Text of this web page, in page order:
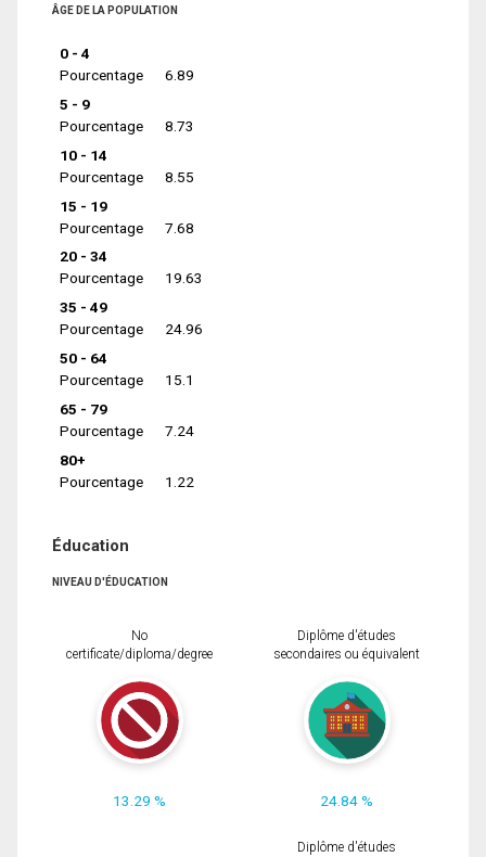
ÂGE DE LA POPULATION
0 - 4
Pourcentage
6.89
5 - 9
Pourcentage
8.73
10 - 14
Pourcentage
8.55
15 - 19
Pourcentage
7.68
20 - 34
Pourcentage
19.63
35 - 49
Pourcentage
24.96
50 - 64
Pourcentage
15.1
65 - 79
Pourcentage
7.24
80+
Pourcentage
1.22
Éducation
NIVEAU D'ÉDUCATION
No
certificate/diploma/degree
13.29 %
Diplôme d'études
secondaires ou équivalent
24.84 %
Diplôme d'études